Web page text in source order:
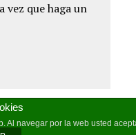
vez que haga un
navegar por la web usted